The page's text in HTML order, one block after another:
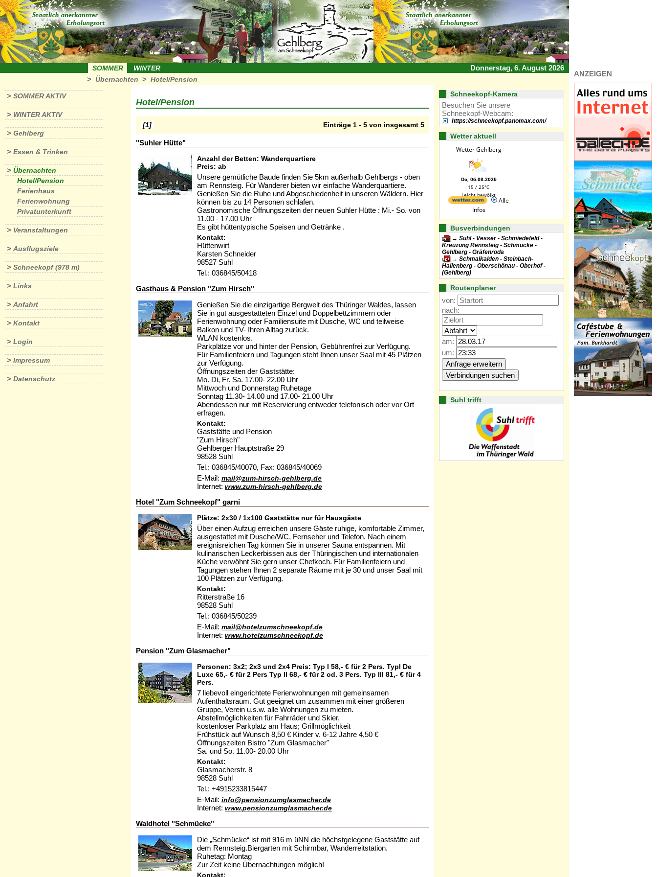
SOMMER WINTER
Donnerstag, 6. August 2026
> Übernachten > Hotel/Pension
> SOMMER AKTIV
> WINTER AKTIV
> Gehlberg
> Essen & Trinken
> Übernachten
Hotel/Pension
Ferienhaus
Ferienwohnung
Privatunterkunft
> Veranstaltungen
> Ausflugsziele
> Schneekopf (978 m)
> Links
> Anfahrt
> Kontakt
> Login
> Impressum
> Datenschutz
Hotel/Pension
[1] Einträge 1 - 5 von insgesamt 5
"Suhler Hütte"
Anzahl der Betten: Wanderquartiere
Preis: ab
Unsere gemütliche Baude finden Sie 5km außerhalb Gehlbergs - oben
am Rennsteig. Für Wanderer bieten wir einfache Wanderquartiere.
Genießen Sie die Ruhe und Abgeschiedenheit in unseren Wäldern. Hier
können bis zu 14 Personen schlafen.
Gastronomische Öffnungszeiten der neuen Suhler Hütte : Mi.- So. von
11.00 - 17.00 Uhr
Es gibt hüttentypische Speisen und Getränke .
Kontakt:
Hüttenwirt
Karsten Schneider
98527 Suhl
Tel.: 036845/50418
Gasthaus & Pension "Zum Hirsch"
Genießen Sie die einzigartige Bergwelt des Thüringer Waldes, lassen
Sie in gut ausgestatteten Einzel und Doppelbettzimmern oder
Ferienwohnung oder Familiensuite mit Dusche, WC und teilweise
Balkon und TV- Ihren Alltag zurück.
WLAN kostenlos.
Parkplätze vor und hinter der Pension, Gebührenfrei zur Verfügung.
Für Familienfeiern und Tagungen steht Ihnen unser Saal mit 45 Plätzen
zur Verfügung.
Öffnungszeiten der Gaststätte:
Mo. Di, Fr. Sa. 17.00- 22.00 Uhr
Mittwoch und Donnerstag Ruhetage
Sonntag 11.30- 14.00 und 17.00- 21.00 Uhr
Abendessen nur mit Reservierung entweder telefonisch oder vor Ort
erfragen.
Kontakt:
Gaststätte und Pension
"Zum Hirsch"
Gehlberger Hauptstraße 29
98528 Suhl
Tel.: 036845/40070, Fax: 036845/40069
E-Mail: mail@zum-hirsch-gehlberg.de
Internet: www.zum-hirsch-gehlberg.de
Hotel "Zum Schneekopf" garni
Plätze: 2x30 / 1x100 Gaststätte nur für Hausgäste
Über einen Aufzug erreichen unsere Gäste ruhige, komfortable Zimmer,
ausgestattet mit Dusche/WC, Fernseher und Telefon. Nach einem
ereignisreichen Tag können Sie in unserer Sauna entspannen. Mit
kulinarischen Leckerbissen aus der Thüringischen und internationalen
Küche verwöhnt Sie gern unser Chefkoch. Für Familienfeiern und
Tagungen stehen Ihnen 2 separate Räume mit je 30 und unser Saal mit
100 Plätzen zur Verfügung.
Kontakt:
Ritterstraße 16
98528 Suhl
Tel.: 036845/50239
E-Mail: mail@hotelzumschneekopf.de
Internet: www.hotelzumschneekopf.de
Pension "Zum Glasmacher"
Personen: 3x2; 2x3 und 2x4 Preis: Typ I 58,- € für 2 Pers. TypI De
Luxe 65,- € für 2 Pers Typ II 68,- € für 2 od. 3 Pers. Typ III 81,- € für 4
Pers.
7 liebevoll eingerichtete Ferienwohnungen mit gemeinsamen
Aufenthaltsraum. Gut geeignet um zusammen mit einer größeren
Gruppe, Verein u.s.w. alle Wohnungen zu mieten.
Abstellmöglichkeiten für Fahrräder und Skier,
kostenloser Parkplatz am Haus; Grillmöglichkeit
Frühstück auf Wunsch 8,50 € Kinder v. 6-12 Jahre 4,50 €
Öffnungszeiten Bistro "Zum Glasmacher"
Sa. und So. 11.00- 20.00 Uhr
Kontakt:
Glasmacherstr. 8
98528 Suhl
Tel.: +4915233815447
E-Mail: info@pensionzumglasmacher.de
Internet: www.pensionzumglasmacher.de
Waldhotel "Schmücke"
Die „Schmücke“ ist mit 916 m üNN die höchstgelegene Gaststätte auf
dem Rennsteig.Biergarten mit Schirmbar, Wanderreitstation.
Ruhetag: Montag
Zur Zeit keine Übernachtungen möglich!
Kontakt:
Schneekopf-Kamera
Besuchen Sie unsere
Schneekopf-Webcam:
https://schneekopf.panomax.com/
Wetter aktuell
Wetter Gehlberg
Do, 06.08.2026
15 / 25°C
Leicht bewölkt
Alle
Infos
Busverbindungen
Suhl - Vesser - Schmiedefeld -
Kreuzung Rennsteig - Schmücke -
Gehlberg - Gräfenroda
Schmalkalden - Steinbach-
Hallenberg - Oberschönau - Oberhof -
(Gehlberg)
Routenplaner
von:
nach:
am:
um:
Suhl trifft
ANZEIGEN